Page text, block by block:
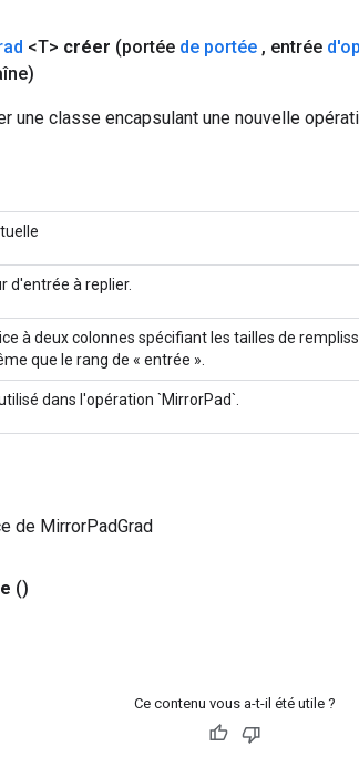
<T> créer (portée de portée , entrée
une classe encapsulant une nouvelle
d'entrée à replier.
à deux colonnes spécifiant les tailles de
que le rang de « entrée ».
dans l'opération `MirrorPad`.
de MirrorPadGrad
()
Ce contenu vous a-t-il été utile ?